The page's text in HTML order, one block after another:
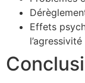
Effets
l’agressivité